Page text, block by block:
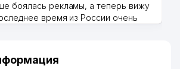
боялась рекламы, а теперь вижу
время из России очень
12:45:39